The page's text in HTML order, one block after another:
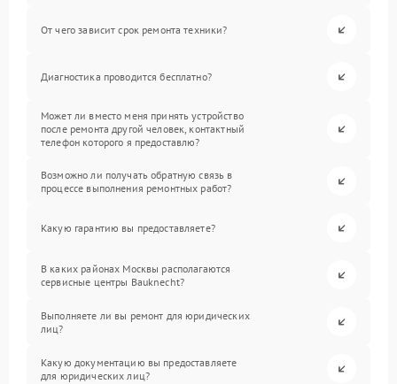
От чего зависит срок ремонта техники?
Диагностика проводится бесплатно?
Может ли вместо меня принять устройство
после ремонта другой человек, контактный
телефон которого я предоставлю?
Возможно ли получать обратную связь в
процессе выполнения ремонтных работ?
Какую гарантию вы предоставляете?
В каких районах Москвы располагаются
сервисные центры Bauknecht?
Выполняете ли вы ремонт для юридических
лиц?
Какую документацию вы предоставляете
для юридических лиц?